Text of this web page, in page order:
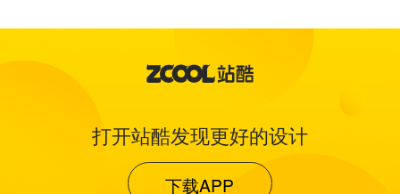
打开站酷发现更好的设计
下载APP